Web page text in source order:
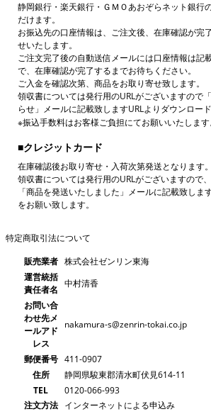
静岡銀行・楽天銀行・ＧＭＯあおぞらネット銀行
だけます。
お振込先の口座情報は、ご注文後、在庫確認が完
せいたします。
ご注文完了後の自動送信メールには口座情報は記
で、在庫確認が完了するまでお待ちください。
ご入金を確認次第、商品をお取り寄せ致します。
領収書については発行用のURLがございますので
らせ」メールに記載致しますURLよりダウンロー
※振込手数料はお客様ご負担にてお願いいたします
■クレジットカード
在庫確認後お取り寄せ・入荷次第発送となります。
領収書については発行用のURLがございますので、
「商品を発送いたしました」メールに記載致しま
をお願い致します。
特定商取引法について
販売業者 株式会社ゼンリン東海
運営統括
責任者名
中村清香
お問い合
わせ先メ
ールアド
レス
nakamura-s@zenrin-tokai.co.jp
郵便番号 411-0907
住所
静岡県駿東郡清水町伏見614-11
TEL
0120-066-993
注文方法
インターネットによる申込み